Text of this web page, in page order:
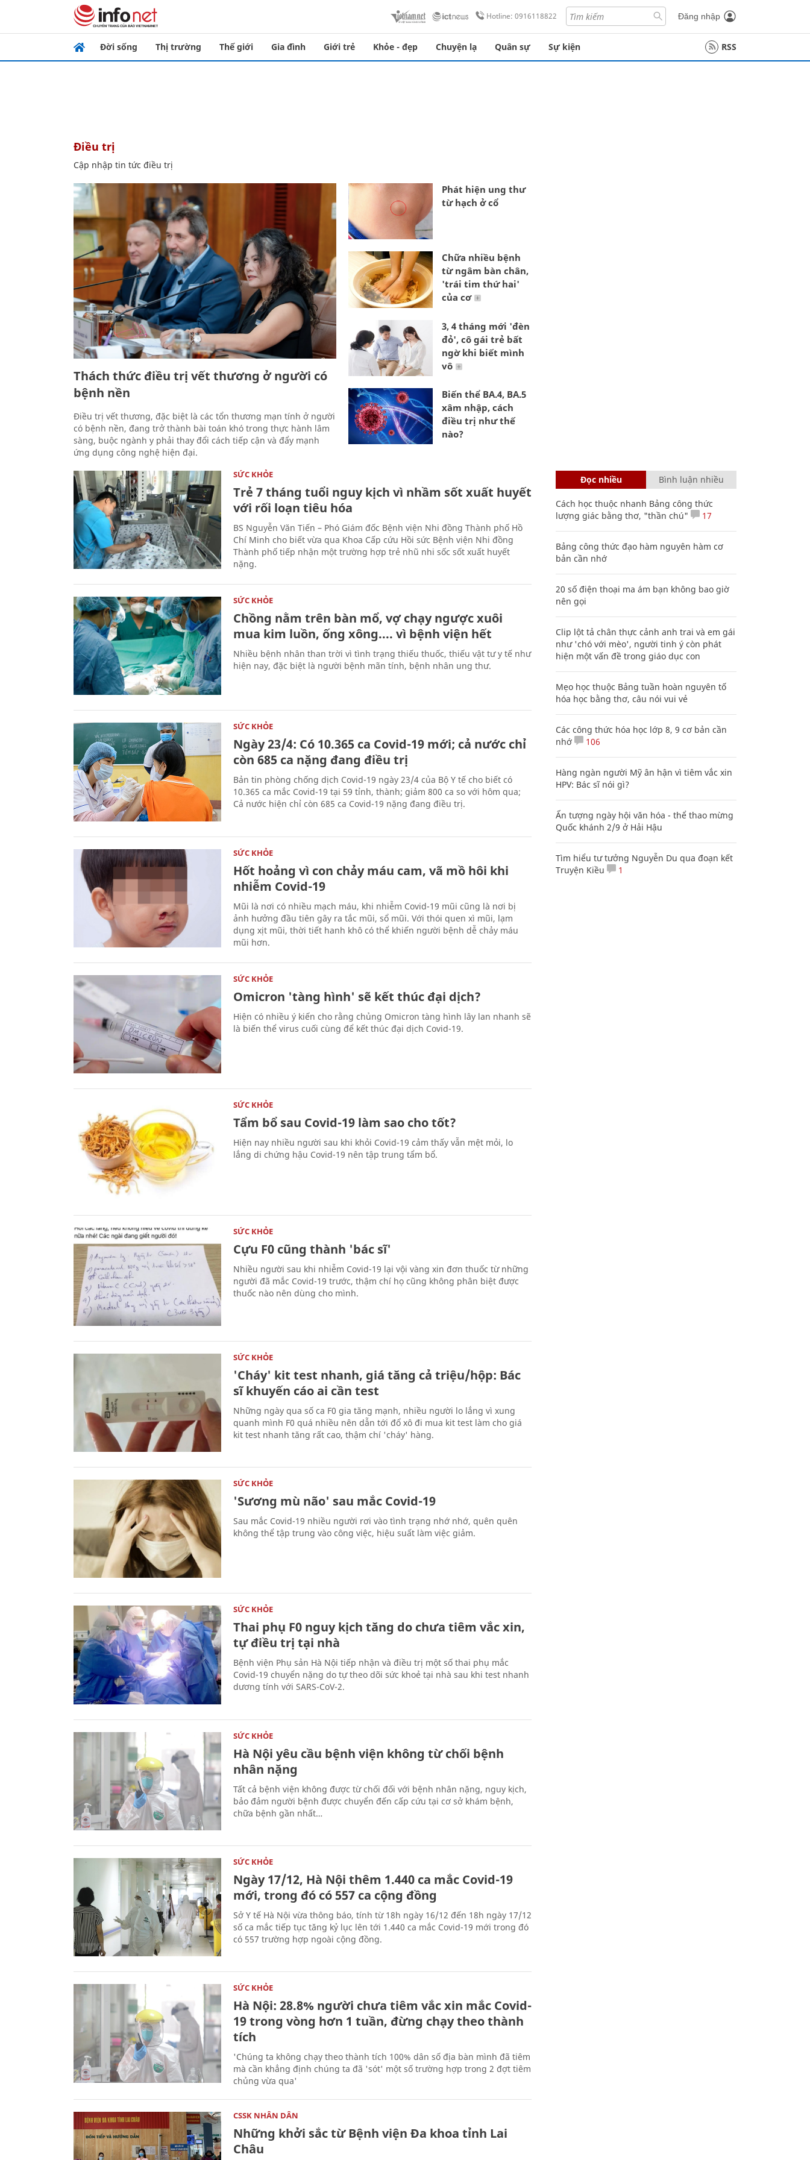
Hotline: 0916118822 Đăng nhập
Đời sống Thị trường Thế giới Gia đình Giới trẻ Khỏe - đẹp Chuyện lạ Quân sự Sự kiện RSS
điều trị
Cập nhập tin tức điều trị
Thách thức điều trị vết thương ở người có
bệnh nền
Điều trị vết thương, đặc biệt là các tổn thương mạn tính ở người
có bệnh nền, đang trở thành bài toán khó trong thực hành lâm
sàng, buộc ngành y phải thay đổi cách tiếp cận và đẩy mạnh
ứng dụng công nghệ hiện đại.
Phát hiện ung thư
từ hạch ở cổ
Chữa nhiều bệnh
từ ngâm bàn chân,
'trái tim thứ hai'
của cơ
3, 4 tháng mới 'đèn
đỏ', cô gái trẻ bất
ngờ khi biết mình
vô
Biến thể BA.4, BA.5
xâm nhập, cách
điều trị như thế
nào?
SỨC KHỎE
Trẻ 7 tháng tuổi nguy kịch vì nhầm sốt xuất huyết
với rối loạn tiêu hóa
BS Nguyễn Văn Tiến – Phó Giám đốc Bệnh viện Nhi đồng Thành phố Hồ
Chí Minh cho biết vừa qua Khoa Cấp cứu Hồi sức Bệnh viện Nhi đồng
Thành phố tiếp nhận một trường hợp trẻ nhũ nhi sốc sốt xuất huyết
nặng.
SỨC KHỎE
Chồng nằm trên bàn mổ, vợ chạy ngược xuôi
mua kim luồn, ống xông.... vì bệnh viện hết
Nhiều bệnh nhân than trời vì tình trạng thiếu thuốc, thiếu vật tư y tế như
hiện nay, đặc biệt là người bệnh mãn tính, bệnh nhân ung thư.
SỨC KHỎE
Ngày 23/4: Có 10.365 ca Covid-19 mới; cả nước chỉ
còn 685 ca nặng đang điều trị
Bản tin phòng chống dịch Covid-19 ngày 23/4 của Bộ Y tế cho biết có
10.365 ca mắc Covid-19 tại 59 tỉnh, thành; giảm 800 ca so với hôm qua;
Cả nước hiện chỉ còn 685 ca Covid-19 nặng đang điều trị.
SỨC KHỎE
Hốt hoảng vì con chảy máu cam, vã mồ hôi khi
nhiễm Covid-19
Mũi là nơi có nhiều mạch máu, khi nhiễm Covid-19 mũi cũng là nơi bị
ảnh hưởng đầu tiên gây ra tắc mũi, sổ mũi. Với thói quen xì mũi, lạm
dụng xịt mũi, thời tiết hanh khô có thể khiến người bệnh dễ chảy máu
mũi hơn.
SỨC KHỎE
Omicron 'tàng hình' sẽ kết thúc đại dịch?
Hiện có nhiều ý kiến cho rằng chủng Omicron tàng hình lây lan nhanh sẽ
là biến thể virus cuối cùng để kết thúc đại dịch Covid-19.
SỨC KHỎE
Tẩm bổ sau Covid-19 làm sao cho tốt?
Hiện nay nhiều người sau khi khỏi Covid-19 cảm thấy vẫn mệt mỏi, lo
lắng di chứng hậu Covid-19 nên tập trung tẩm bổ.
SỨC KHỎE
Cựu F0 cũng thành 'bác sĩ'
Nhiều người sau khi nhiễm Covid-19 lại vội vàng xin đơn thuốc từ những
người đã mắc Covid-19 trước, thậm chí họ cũng không phân biệt được
thuốc nào nên dùng cho mình.
SỨC KHỎE
'Cháy' kit test nhanh, giá tăng cả triệu/hộp: Bác
sĩ khuyến cáo ai cần test
Những ngày qua số ca F0 gia tăng mạnh, nhiều người lo lắng vì xung
quanh mình F0 quá nhiều nên dẫn tới đổ xô đi mua kit test làm cho giá
kit test nhanh tăng rất cao, thậm chí 'cháy' hàng.
SỨC KHỎE
'Sương mù não' sau mắc Covid-19
Sau mắc Covid-19 nhiều người rơi vào tình trạng nhớ nhớ, quên quên
không thể tập trung vào công việc, hiệu suất làm việc giảm.
SỨC KHỎE
Thai phụ F0 nguy kịch tăng do chưa tiêm vắc xin,
tự điều trị tại nhà
Bệnh viện Phụ sản Hà Nội tiếp nhận và điều trị một số thai phụ mắc
Covid-19 chuyển nặng do tự theo dõi sức khoẻ tại nhà sau khi test nhanh
dương tính với SARS-CoV-2.
SỨC KHỎE
Hà Nội yêu cầu bệnh viện không từ chối bệnh
nhân nặng
Tất cả bệnh viện không được từ chối đối với bệnh nhân nặng, nguy kịch,
bảo đảm người bệnh được chuyển đến cấp cứu tại cơ sở khám bệnh,
chữa bệnh gần nhất…
SỨC KHỎE
Ngày 17/12, Hà Nội thêm 1.440 ca mắc Covid-19
mới, trong đó có 557 ca cộng đồng
Sở Y tế Hà Nội vừa thông báo, tính từ 18h ngày 16/12 đến 18h ngày 17/12
số ca mắc tiếp tục tăng kỷ lục lên tới 1.440 ca mắc Covid-19 mới trong đó
có 557 trường hợp ngoài cộng đồng.
SỨC KHỎE
Hà Nội: 28.8% người chưa tiêm vắc xin mắc Covid-
19 trong vòng hơn 1 tuần, đừng chạy theo thành
tích
'Chúng ta không chạy theo thành tích 100% dân số địa bàn mình đã tiêm
mà cần khẳng định chúng ta đã 'sót' một số trường hợp trong 2 đợt tiêm
chủng vừa qua'
CSSK NHÂN DÂN
Những khởi sắc từ Bệnh viện Đa khoa tỉnh Lai
Châu
Đọc nhiều Bình luận nhiều
Cách học thuộc nhanh Bảng công thức
lượng giác bằng thơ, "thần chú"
17
Bảng công thức đạo hàm nguyên hàm cơ
bản cần nhớ
20 số điện thoại ma ám bạn không bao giờ
nên gọi
Clip lột tả chân thực cảnh anh trai và em gái
như 'chó với mèo', người tinh ý còn phát
hiện một vấn đề trong giáo dục con
Mẹo học thuộc Bảng tuần hoàn nguyên tố
hóa học bằng thơ, câu nói vui vẻ
Các công thức hóa học lớp 8, 9 cơ bản cần
nhớ
106
Hàng ngàn người Mỹ ân hận vì tiêm vắc xin
HPV: Bác sĩ nói gì?
Ấn tượng ngày hội văn hóa - thể thao mừng
Quốc khánh 2/9 ở Hải Hậu
Tìm hiểu tư tưởng Nguyễn Du qua đoạn kết
Truyện Kiều
1